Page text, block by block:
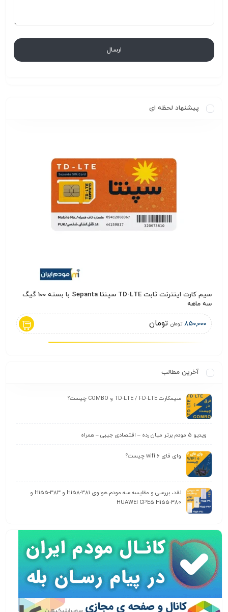
پیشنهاد لحظه ای
سیم کارت اینترنت ثابت TD-LTE سپنتا Sepanta با بسته 100 گیگ
سه ماهه
850,000 تومان تومان
آخرین مطالب
سیمکارت TD-LTE / FD-LTE و COMBO چیست؟
ویدیو 5 مودم برتر میان رده – اقتصادی جیبی – همراه
وای‌ فای wifi 6 چیست؟
نقد، بررسی و مقایسه سه مودم هواوی H158-381 و H155-383 و
HUAWEI CPE5 H155-380